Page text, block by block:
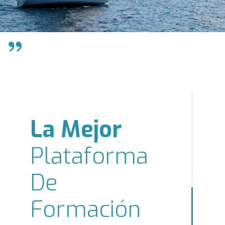
9
0
CursoSin
Experiencia
Previa
La Mejor
Plataforma
De
Formación
Unos Cursos
Excelentes